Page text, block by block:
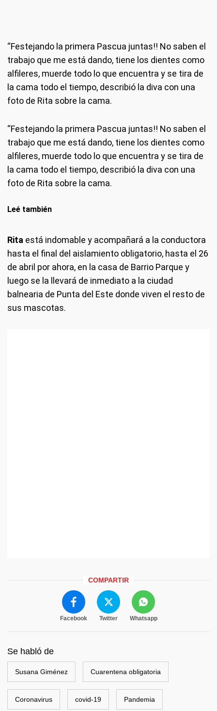
“Festejando la primera Pascua juntas!! No saben el
trabajo que me está dando, tiene los dientes como
alfileres, muerde todo lo que encuentra y se tira de
la cama todo el tiempo, describió la diva con una
foto de Rita sobre la cama.
“Festejando la primera Pascua juntas!! No saben el
trabajo que me está dando, tiene los dientes como
alfileres, muerde todo lo que encuentra y se tira de
la cama todo el tiempo, describió la diva con una
foto de Rita sobre la cama.
Rita está indomable y acompañará a la conductora
hasta el final del aislamiento obligatorio, hasta el 26
de abril por ahora, en la casa de Barrio Parque y
luego se la llevará de inmediato a la ciudad
balnearia de Punta del Este donde viven el resto de
sus mascotas.
COMPARTIR
Facebook Twitter Whatsapp
Se habló de
Susana Giménez Cuarentena obligatoria
Coronavirus covid-19 Pandemia